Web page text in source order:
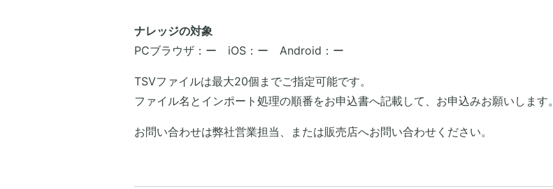
ナレッジの対象
PCブラウザ：ー iOS：ー Android：ー
TSVファイルは最大20個までご指定可能です。
ファイル名とインポート処理の順番をお申込書へ記載して、お申込みお願いします。
​お問い合わせは弊社営業担当、または販売店へお問い合わせください。